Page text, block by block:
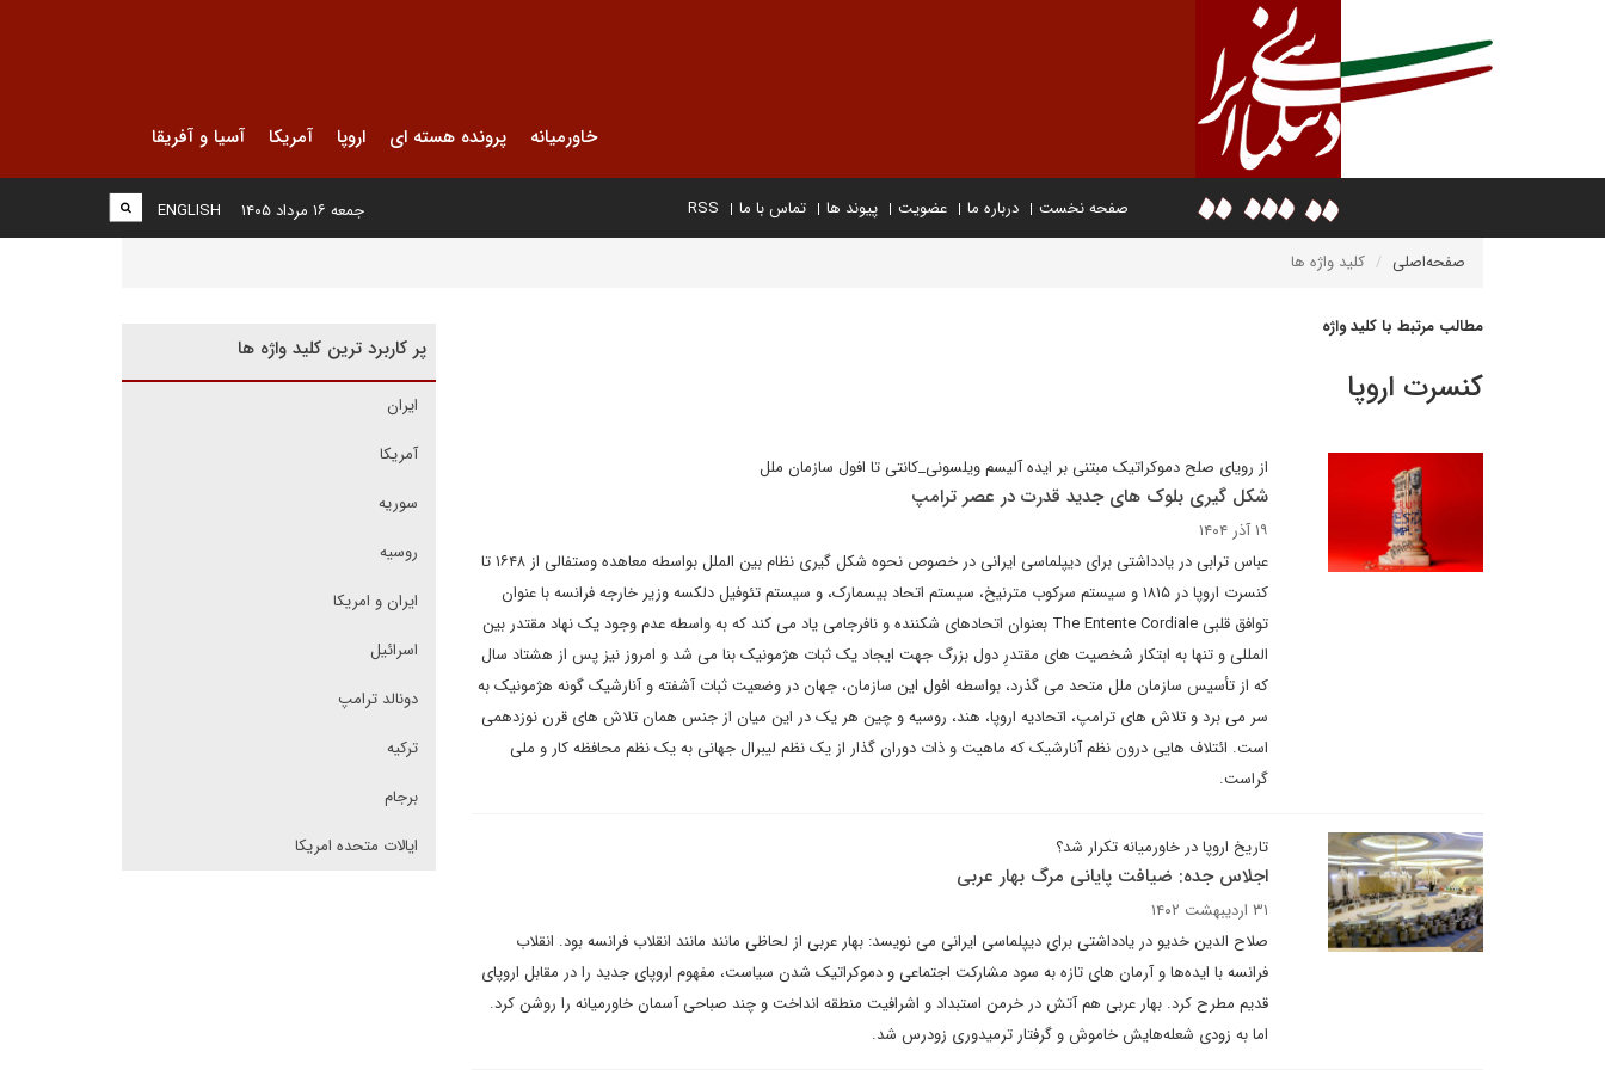
خاورمیانه پرونده هسته ای اروپا آمریکا آسیا و آفریقا
صفحه نخست درباره ما عضویت پیوند ها تماس با ما RSS
ENGLISH جمعه ۱۶ مرداد ۱۴۰۵
صفحه‌اصلی کلید واژه ها
مطالب مرتبط با کلید واژه
کنسرت اروپا
از رویای صلح دموکراتیک مبتنی بر ایده آلیسم ویلسونی_کانتی تا افول سازمان ملل
شکل گیری بلوک های جدید قدرت در عصر ترامپ
۱۹ آذر ۱۴۰۴
عباس ترابی در یادداشتی برای دیپلماسی ایرانی در خصوص نحوه شکل گیری نظام بین الملل بواسطه معاهده وستفالی از ۱۶۴۸ تا
کنسرت اروپا در ۱۸۱۵ و سیستم سرکوب مترنیخ، سیستم اتحاد بیسمارک، و سیستم تئوفیل دلکسه وزیر خارجه فرانسه با عنوان
توافق قلبی The Entente Cordiale بعنوان اتحادهای شکننده و نافرجامی یاد می کند که به واسطه عدم وجود یک نهاد مقتدر بین
المللی و تنها به ابتکار شخصیت های مقتدرِ دول بزرگ جهت ایجاد یک ثبات هژمونیک بنا می شد و امروز نیز پس از هشتاد سال
که از تأسیس سازمان ملل متحد می گذرد، بواسطه افول این سازمان، جهان در وضعیت ثبات آشفته و آنارشیک گونه هژمونیک به
سر می برد و تلاش های ترامپ، اتحادیه اروپا، هند، روسیه و چین هر یک در این میان از جنس همان تلاش های قرن نوزدهمی
است. ائتلاف هایی درون نظم آنارشیک که ماهیت و ذات دوران گذار از یک نظم لیبرال جهانی به یک نظم محافظه کار و ملی
گراست.
تاریخ اروپا در خاورمیانه تکرار شد؟
اجلاس جده: ضیافت پایانی مرگ بهار عربی
۳۱ اردیبهشت ۱۴۰۲
صلاح الدین خدیو در یادداشتی برای دیپلماسی ایرانی می نویسد: بهار عربی از لحاظی مانند مانند انقلاب فرانسه بود. انقلاب
فرانسه با ایدەها و آرمان های تازه به سود مشارکت اجتماعی و دموکراتیک شدن سیاست، مفهوم اروپای جدید را در مقابل اروپای
قدیم مطرح کرد. بهار عربی هم آتش در خرمن استبداد و اشرافیت منطقه انداخت و چند صباحی آسمان خاورمیانه را روشن کرد.
اما به زودی شعلەهایش خاموش و گرفتار ترمیدوری زودرس شد.
پر کاربرد ترین کلید واژه ها
ایران
آمریکا
سوریه
روسیه
ایران و امریکا
اسرائیل
دونالد ترامپ
ترکیه
برجام
ایالات متحده امریکا